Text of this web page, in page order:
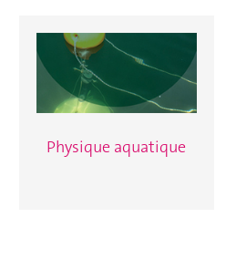
Physique aquatique